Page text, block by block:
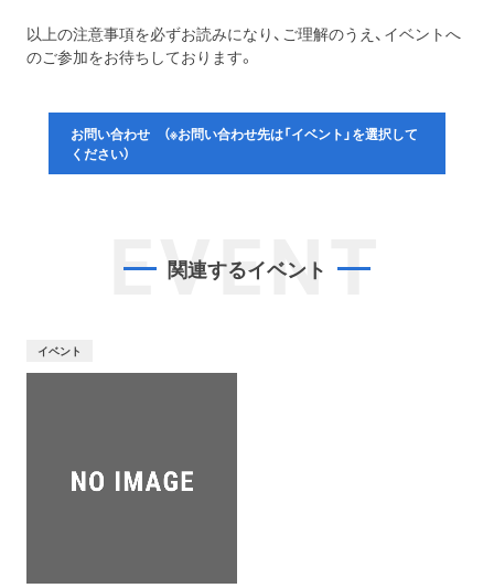
以上の注意事項を必ずお読みになり、ご理解のうえ、イベントへ
のご参加をお待ちしております。
お問い合わせ （※お問い合わせ先は「イベント」を選択して
ください）
EVENT
関連するイベント
イベント